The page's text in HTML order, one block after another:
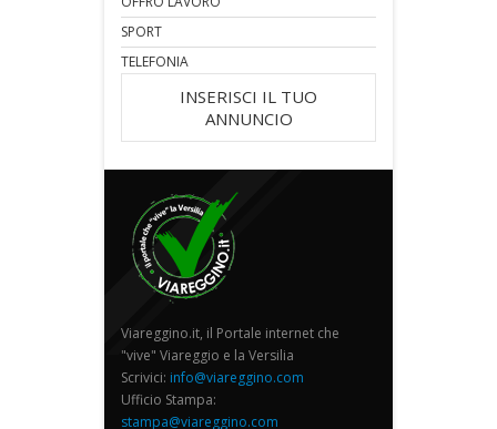
SPORT
TELEFONIA
INSERISCI IL TUO
ANNUNCIO
Viareggino.it, il Portale internet che
"vive" Viareggio e la Versilia
Scrivici: info@viareggino.com
Ufficio Stampa:
stampa@viareggino.com